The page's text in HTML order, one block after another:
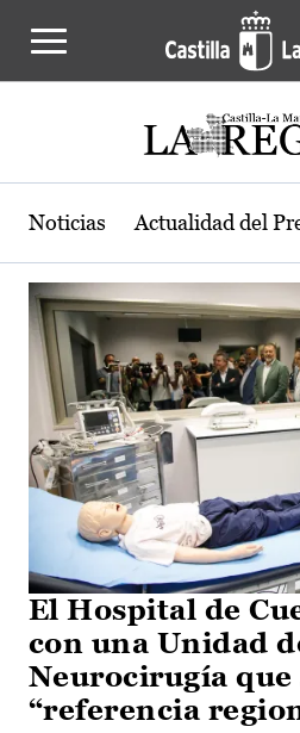
Actualidad de la
Noticias Actualidad del
El Hospital de
con una Unidad
Neurocirugía que
“referencia